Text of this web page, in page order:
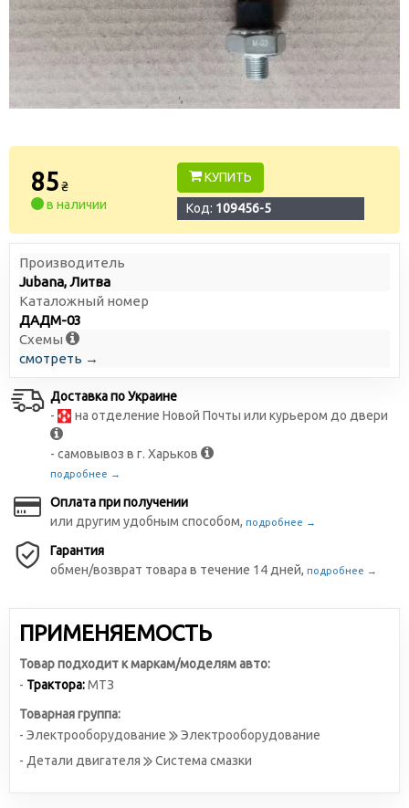
85₴
в наличии
КУПИТЬ
Код: 109456-5
Производитель
Jubana, Литва
Каталожный номер
ДАДМ-03
Схемы
смотреть →
Доставка по Украине
-
на отделение Новой Почты или курьером до двери
- самовывоз в г. Харьков
подробнее →
Оплата при получении
или другим удобным способом, подробнее →
Гарантия
обмен/возврат товара в течение 14 дней, подробнее →
ПРИМЕНЯЕМОСТЬ
Товар подходит к маркам/моделям авто:
- Трактора:МТЗ
Товарная группа:
- Электрооборудование
Электрооборудование
- Детали двигателя
Система смазки